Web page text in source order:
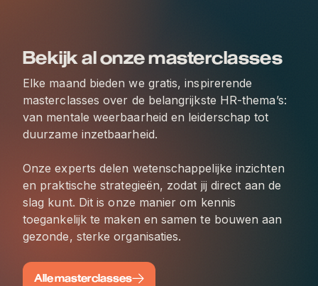
Bekijk al onze masterclasses
Elke maand bieden we gratis, inspirerende
masterclasses over de belangrijkste HR-thema’s:
van mentale weerbaarheid en leiderschap tot
duurzame inzetbaarheid.
Onze experts delen wetenschappelijke inzichten
en praktische strategieën, zodat jij direct aan de
slag kunt. Dit is onze manier om kennis
toegankelijk te maken en samen te bouwen aan
gezonde, sterke organisaties.
Alle masterclasses